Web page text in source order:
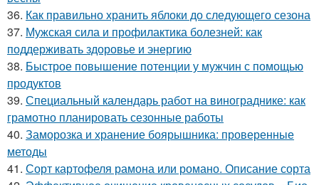
36. Как правильно хранить яблоки до следующего сезона
37. Мужская сила и профилактика болезней: как
поддерживать здоровье и энергию
38. Быстрое повышение потенции у мужчин с помощью
продуктов
39. Специальный календарь работ на винограднике: как
грамотно планировать сезонные работы
40. Заморозка и хранение боярышника: проверенные
методы
41. Сорт картофеля рамона или романо. Описание сорта